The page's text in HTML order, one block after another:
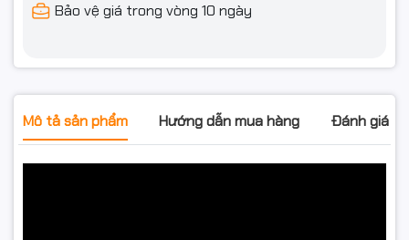
Bảo vệ giá trong vòng 10 ngày
Mô tả sản phẩm Hướng dẫn mua hàng Đánh giá